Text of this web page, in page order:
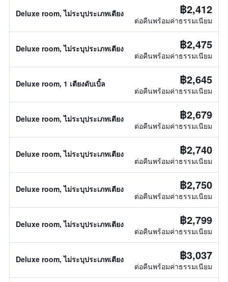
Deluxe room, ไม่ระบุประเภทเตียง ฿2,412
ต่อคืนพร้อมค่าธรรมเนียม
Deluxe room, ไม่ระบุประเภทเตียง ฿2,475
ต่อคืนพร้อมค่าธรรมเนียม
Deluxe room, 1 เตียงดับเบิ้ล ฿2,645
ต่อคืนพร้อมค่าธรรมเนียม
Deluxe room, ไม่ระบุประเภทเตียง ฿2,679
ต่อคืนพร้อมค่าธรรมเนียม
Deluxe room, ไม่ระบุประเภทเตียง ฿2,740
ต่อคืนพร้อมค่าธรรมเนียม
Deluxe room, ไม่ระบุประเภทเตียง ฿2,750
ต่อคืนพร้อมค่าธรรมเนียม
Deluxe room, ไม่ระบุประเภทเตียง ฿2,799
ต่อคืนพร้อมค่าธรรมเนียม
Deluxe room, ไม่ระบุประเภทเตียง ฿3,037
ต่อคืนพร้อมค่าธรรมเนียม